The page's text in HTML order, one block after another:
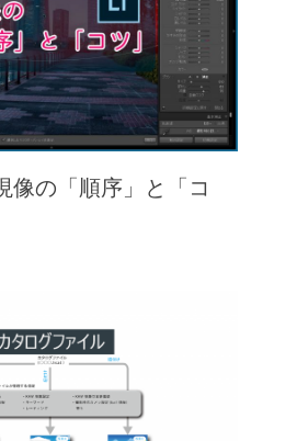
像の「順序」と「コ